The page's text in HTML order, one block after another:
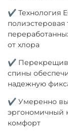
✔ Технология
полиэстеровая
от хлора
✔
спины
надежную
✔ Умеренно
эргономичный
комфорт